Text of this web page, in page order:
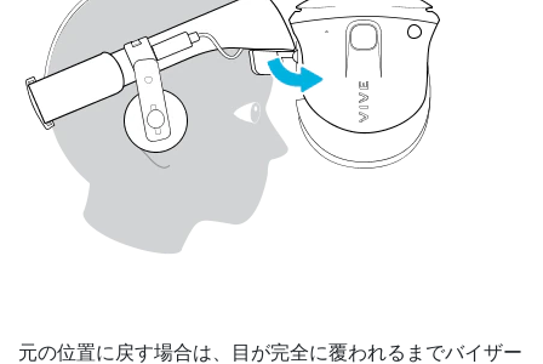
元の位置に戻す場合は、目が完全に覆われるまでバイザー